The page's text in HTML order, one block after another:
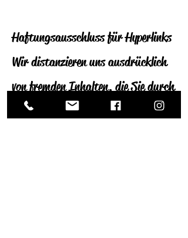
Haftungsausschluss für Hyperlinks
Wir distanzieren uns ausdrücklich
von fremden Inhalten, die Sie durch
Betätigung von (Hyper)Links über